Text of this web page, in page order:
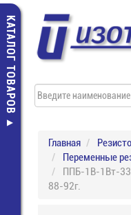
КАТАЛОГ ТОВАРОВ
Главная
Переменные
ППБ-1В-1Вт-
88-92г.